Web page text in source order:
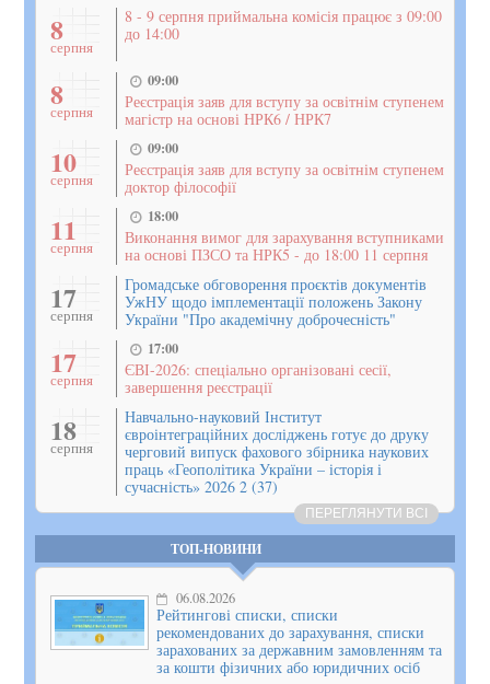
8
серпня
8 - 9 серпня приймальна комісія працює з 09:00
до 14:00
8
серпня
09:00
Реєстрація заяв для вступу за освітнім ступенем
магістр на основі НРК6 / НРК7
10
серпня
09:00
Реєстрація заяв для вступу за освітнім ступенем
доктор філософії
11
серпня
18:00
Виконання вимог для зарахування вступниками
на основі ПЗСО та НРК5 - до 18:00 11 серпня
17
серпня
Громадське обговорення проєктів документів
УжНУ щодо імплементації положень Закону
України "Про академічну доброчесність"
17
серпня
17:00
ЄВІ-2026: спеціально організовані сесії,
завершення реєстрації
18
серпня
Навчально-науковий Інститут
євроінтеграційних досліджень готує до друку
черговий випуск фахового збірника наукових
праць «Геополітика України – історія і
сучасність» 2026 2 (37)
ПЕРЕГЛЯНУТИ ВСІ
ТОП-НОВИНИ
06.08.2026
Рейтингові списки, списки
рекомендованих до зарахування, списки
зарахованих за державним замовленням та
за кошти фізичних або юридичних осіб